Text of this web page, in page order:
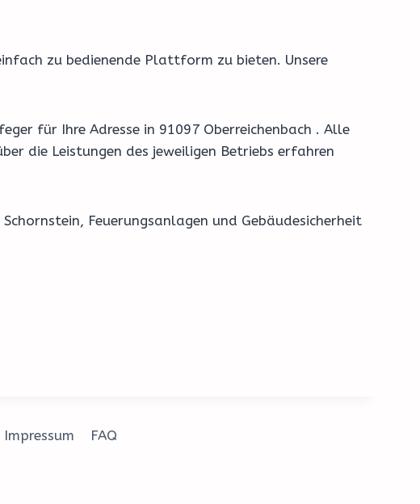
zu bedienende Plattform zu bieten. Unsere
für Ihre Adresse in 91097 Oberreichenbach . Alle
die Leistungen des jeweiligen Betriebs erfahren
Feuerungsanlagen und Gebäudesicherheit
Impressum FAQ